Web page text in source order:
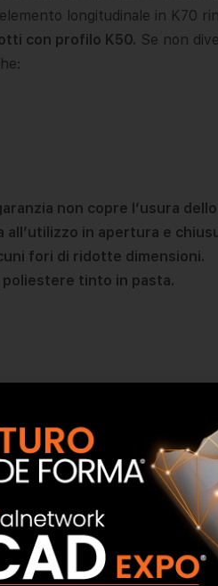
longitudinale in K70
con profilo K50. Se non
non copre l’usura
in apertura e
fori di ridotte dimensioni.
tinto in pasta.